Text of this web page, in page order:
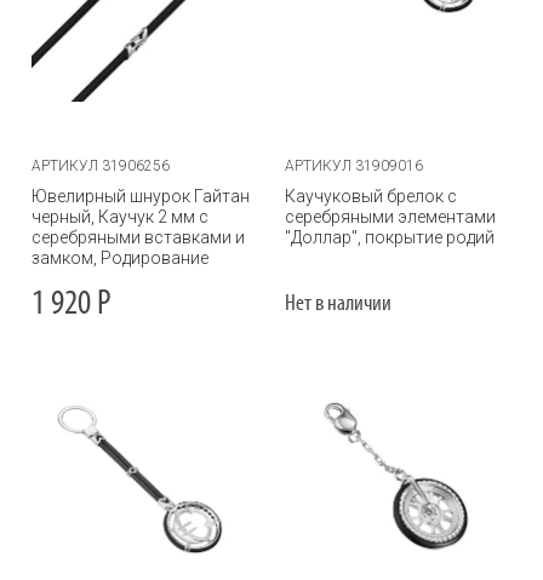
АРТИКУЛ 31906256
Ювелирный шнурок Гайтан
черный, Каучук 2 мм с
серебряными вставками и
замком, Родирование
1 920 Р
АРТИКУЛ 31909016
Каучуковый брелок с
серебряными элементами
"Доллар", покрытие родий
Нет в наличии